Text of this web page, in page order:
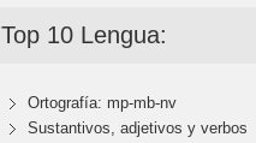
Top 10 Lengua:
Ortografía: mp-mb-nv
Sustantivos, adjetivos y verbos